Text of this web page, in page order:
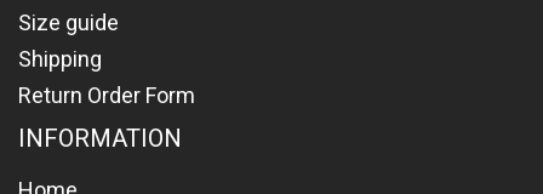
Size guide
Shipping
Return Order Form
INFORMATION